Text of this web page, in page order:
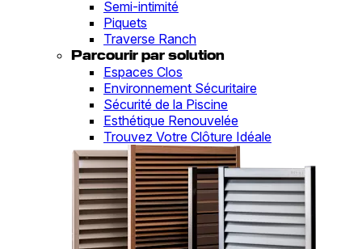
Semi-intimité
Piquets
Traverse Ranch
Parcourir par solution
Espaces Clos
Environnement Sécuritaire
Sécurité de la Piscine
Esthétique Renouvelée
Trouvez Votre Clôture Idéale